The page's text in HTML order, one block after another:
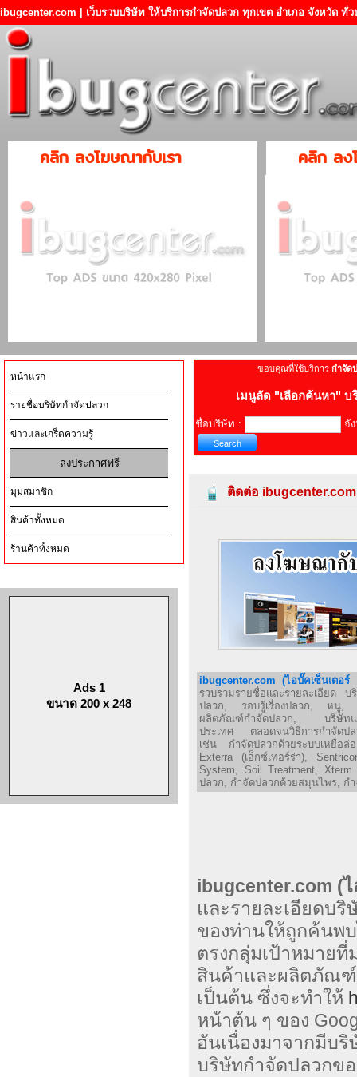
ibugcenter.com | เว็บรวบบริษัท ให้บริการกำจัดปลวก ทุกเขต อำเภอ จังหวัด ทั่
คลิก ลงโฆษณากับเรา คลิก ลง
หน้าแรก
รายชื่อบริษัทกำจัดปลวก
ข่าวและเกร็ดความรู้
ลงประกาศฟรี
มุมสมาชิก
สินค้าทั้งหมด
ร้านค้าทั้งหมด
Ads 1
ขนาด 200 x 248
ขอบคุณที่ใช้บริการ กำจัด
เมนูลัด "เลือกค้นหา" บ
ชื่อบริษัท : จั
ติดต่อ ibugcenter.com
ibugcenter.com (ไอบั๊คเซ็นเตอ
รวบรวมรายชื่อและรายละเอียด
ปลวก, รอบรู้เรื่องปลวก, หนู,
ผลิตภัณฑ์กำจัดปลวก, บริษัทแฟ
ประเทศ ตลอดจนวิธีการกำจัดปล
เช่น กำจัดปลวกด้วยระบบเหยื่อ
Exterra (เอ็กซ์เทอร์ร่า),
System, Soil Treatment,
ปลวก, กำจัดปลวกด้วยสมุนไพร, ก
ibugcenter.com (
และรายละเอียดบ
ของท่านให้ถูกค้นพ
ตรงกลุ่มเป้าหมาย
สินค้าและผลิตภัณฑ์
เป็นต้น ซึ่งจะทำให้
หน้าต้น ๆ ของ
อันเนื่องมาจากมีบ
บริษัทกำจัดปลวกข